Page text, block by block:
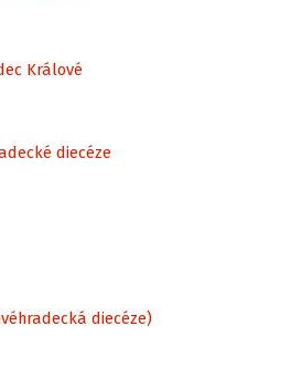
Králové
diecéze
diecéze)